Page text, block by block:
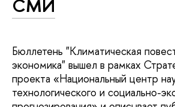
СМИ
Бюллетень "Климатическая
экономика" вышел в рамках
проекта «Национальный центр
технологического и социально-